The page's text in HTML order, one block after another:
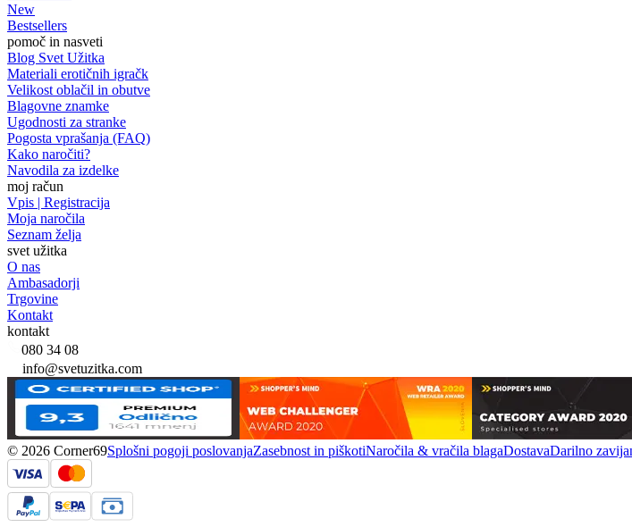
New
Bestsellers
pomoč in nasveti
Blog Svet Užitka
Materiali erotičnih igračk
Velikost oblačil in obutve
Blagovne znamke
Ugodnosti za stranke
Pogosta vprašanja (FAQ)
Kako naročiti?
Navodila za izdelke
moj račun
Vpis | Registracija
Moja naročila
Seznam želja
svet užitka
O nas
Ambasadorji
Trgovine
Kontakt
kontakt
080 34 08
info@svetuzitka.com
© 2026 Corner69Splošni pogoji poslovanjaZasebnost in piškotiNaročila & vračila blagaDostavaDarilno